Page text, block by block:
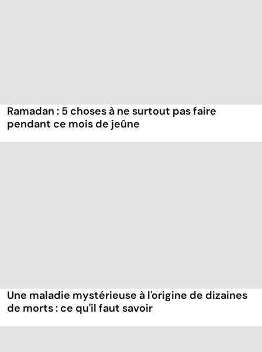
Ramadan : 5 choses à ne surtout pas faire
pendant ce mois de jeûne
Une maladie mystérieuse à l'origine de dizaines
de morts : ce qu'il faut savoir